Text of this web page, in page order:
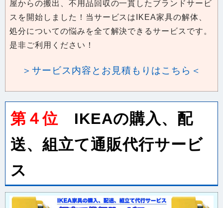
処分についての悩みを全て解決できるサービスです。
是非ご利用ください！
＞サービス内容とお見積もりはこちら＜
第４位IKEAの購入、配
送、組立て通販代行サービ
ス